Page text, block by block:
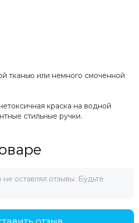
тканью или немного смоченной
краска на водной
стильные ручки.
оставлял отзывы. Будьте